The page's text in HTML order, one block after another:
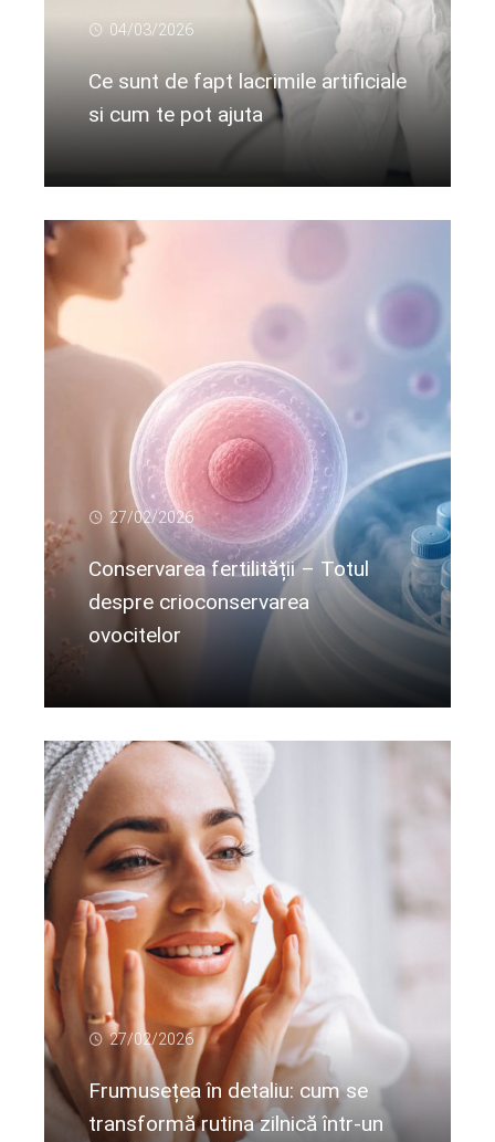
04/03/2026
Ce sunt de fapt lacrimile artificiale
si cum te pot ajuta
27/02/2026
Conservarea fertilității – Totul
despre crioconservarea
ovocitelor
27/02/2026
Frumusețea în detaliu: cum se
transformă rutina zilnică într-un